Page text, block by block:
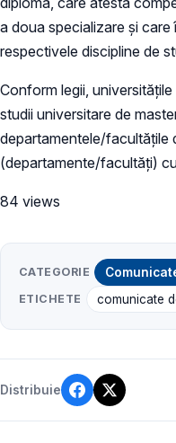
a doua specializare și
respectivele discipline de
Conform legii,
studii universitare de
departamentele/facultățile
(departamente/facultăți)
84 views
CATEGORIE
ETICHETE comunicate
Distribuie